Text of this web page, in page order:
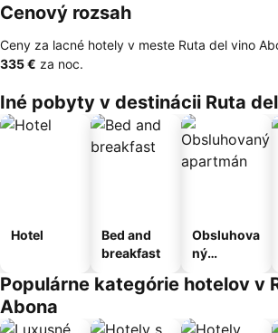
Cenový rozsah
Ceny za lacné hotely v meste Ruta del vino
‎335 € za noc.
Iné pobyty v destinácii Ruta
Hotel
Bed and
breakfast
Obsluhova
ný
Populárne kategórie hotelov v
Abona